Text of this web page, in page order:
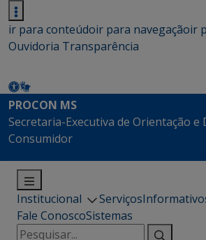
ir para conteúdoir para navegaçãoir
Ouvidoria Transparência
PROCON MS
Secretaria-Executiva de Orientação e
Consumidor
Institucional Serviços
Fale ConoscoSistemas
Pesquisar